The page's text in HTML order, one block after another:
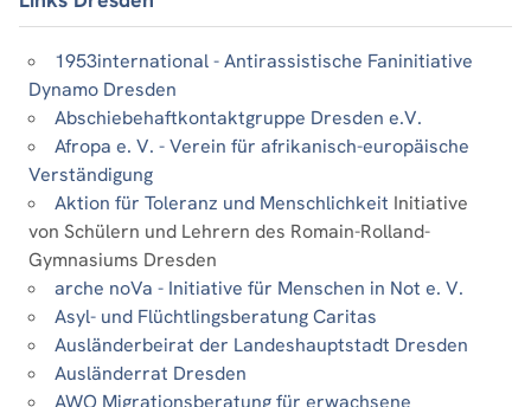
1953international - Antirassistische Faninitiative
Dynamo Dresden
Abschiebehaftkontaktgruppe Dresden e.V.
Afropa e. V. - Verein für afrikanisch-europäische
Verständigung
Aktion für Toleranz und Menschlichkeit Initiative
von Schülern und Lehrern des Romain-Rolland-
Gymnasiums Dresden
arche noVa - Initiative für Menschen in Not e. V.
Asyl- und Flüchtlingsberatung Caritas
Ausländerbeirat der Landeshauptstadt Dresden
Ausländerrat Dresden
AWO Migrationsberatung für erwachsene